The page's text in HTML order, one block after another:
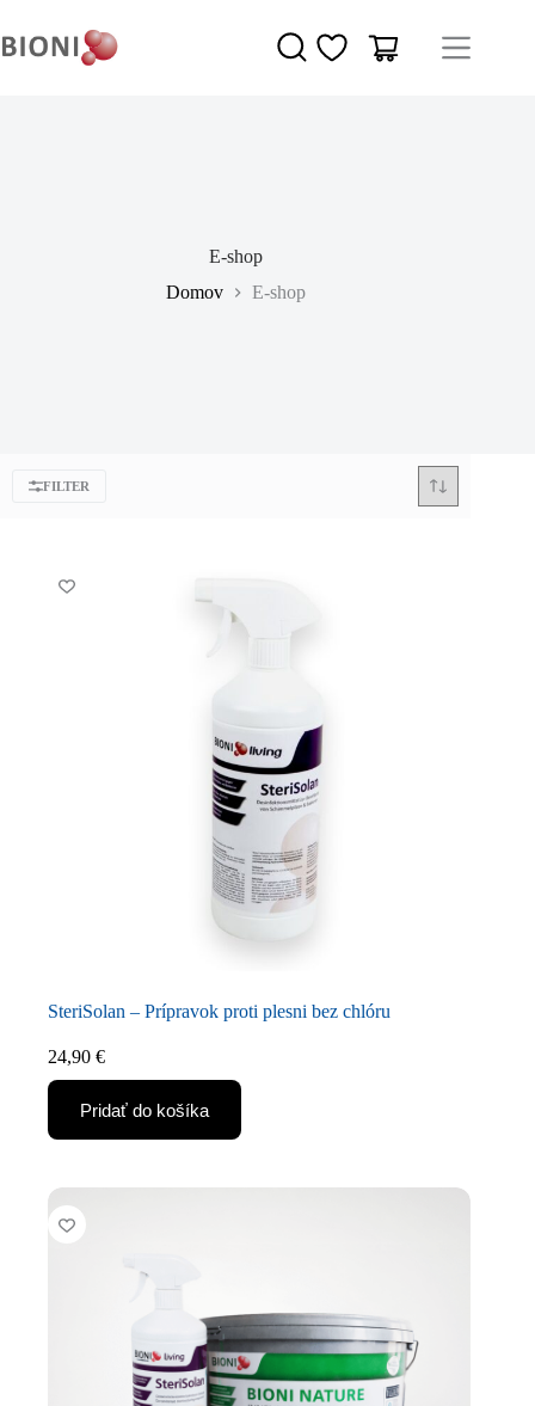
E-shop
Domov
E-shop
FILTER
SteriSolan – Prípravok proti plesni bez chlóru
24,90 €
Pridať do košíka